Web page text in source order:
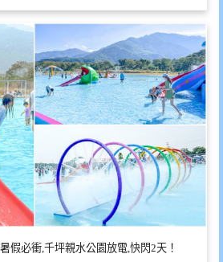
假必衝,千坪親水公園放電,快閃2天！